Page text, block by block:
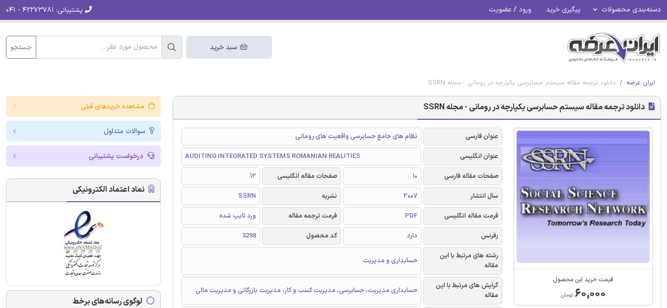
دسته‌بندی محصولات پیگیری خرید ورود / عضویت پشتیبانی:
سبد خرید جستجو
ایران عرضه دانلود ترجمه مقاله سیستم حسابرسی یکپارچه در رومانی - مجله SSRN
دانلود ترجمه مقاله سیستم حسابرسی یکپارچه در رومانی - مجله SSRN
قیمت خرید این محصول
۶۰,۰۰۰ تومان
عنوان فارسی
نظام های جامع حسابرسی واقعیت های رومانی
عنوان انگلیسی
AUDITING INTEGRATED SYSTEMS ROMANIAN REALITIES
صفحات مقاله فارسی
10 صفحات مقاله انگلیسی
12
سال انتشار
2007 نشریه
SSRN
فرمت مقاله انگلیسی
PDF فرمت ترجمه مقاله
ورد تایپ شده
رفرنس
دارد کد محصول
3298
رشته های مرتبط با این
مقاله
حسابداری و مدیریت
گرایش های مرتبط با این
مقاله
حسابداری مدیریت، حسابرسی، مدیریت کسب و کار، مدیریت بازرگانی و مدیریت مالی
مشاهده خریدهای قبلی
سوالات متداول
درخواست پشتیبانی
نماد اعتماد الکترونیکی
لوگوی رسانه‌های برخط